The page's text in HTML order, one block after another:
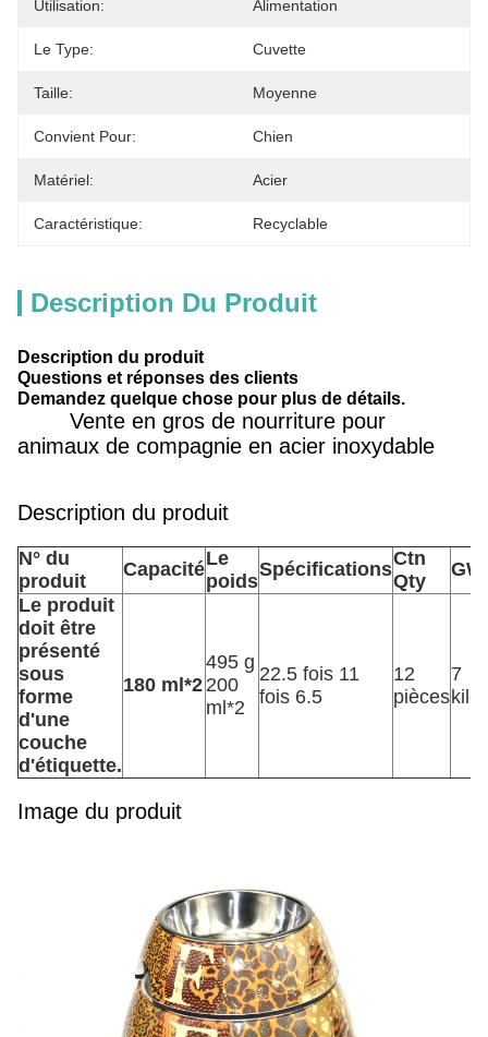
Utilisation: Alimentation
Le Type: Cuvette
Taille: Moyenne
Convient Pour: Chien
Matériel: Acier
Caractéristique: Recyclable
Description Du Produit
Description du produit
Questions et réponses des clients
Demandez quelque chose pour plus de détails.
Vente en gros de nourriture pour
animaux de compagnie en acier inoxydable
Description du produit
N° du
produit
CapacitéLe
poids
SpécificationsCtn
Qty
GW
Le produit
doit être
présenté
sous
forme
d'une
couche
d'étiquette.
180 ml*2
495 g
200
ml*2
22.5 fois 11
fois 6.5
12
pièces
7
Image du produit